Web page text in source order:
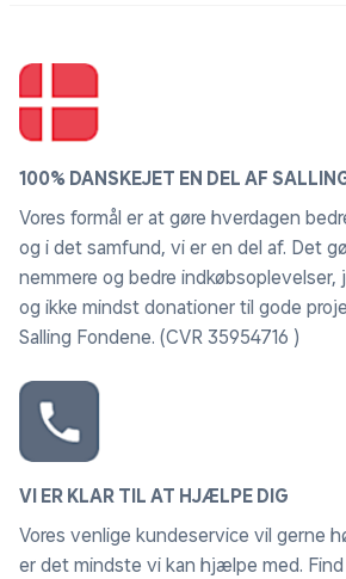
100% DANSKEJET EN DEL AF
Vores formål er at gøre hverdagen
og i det samfund, vi er en del af. Det
nemmere og bedre indkøbsoplevelser,
og ikke mindst donationer til gode
Salling Fondene. (CVR 35954716 )
VI ER KLAR TIL AT HJÆLPE DIG
Vores venlige kundeservice vil gerne
er det mindste vi kan hjælpe med. Find